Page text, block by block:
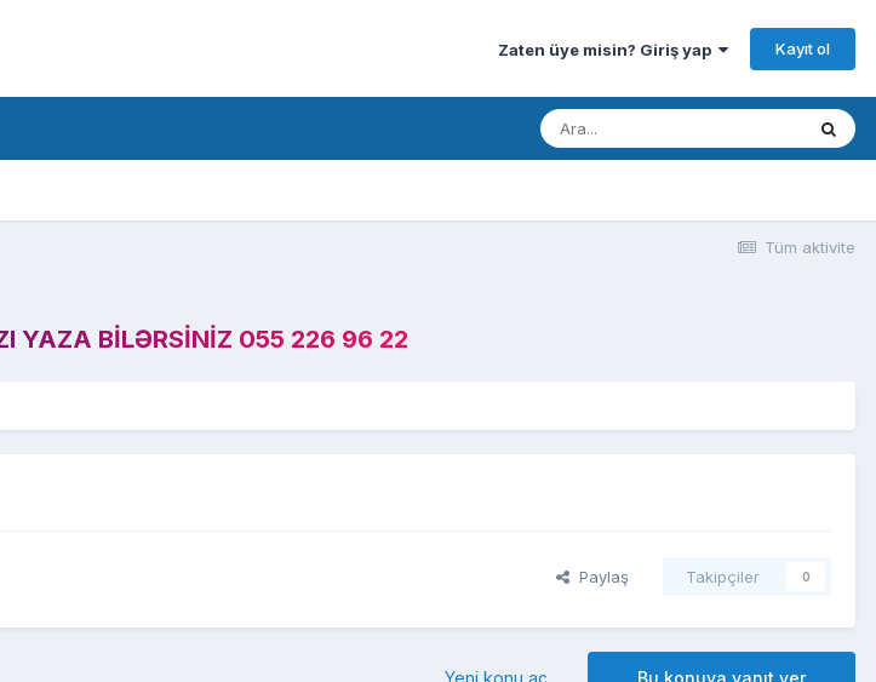
Zaten üye misin? Giriş yap Kayıt ol
Tüm aktivite
YAZA BILƏRSINIZ 055 226 96 22
Paylaş Takipçiler 0